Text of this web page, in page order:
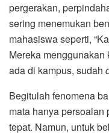
pergerakan,
sering menemukan
mahasiswa seperti,
Mereka menggunakan
ada di kampus, sudah
Begitulah fenomena
mata hanya persoalan
tepat. Namun, untuk